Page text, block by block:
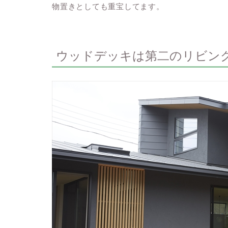
物置きとしても重宝してます。
ウッドデッキは第二のリビン